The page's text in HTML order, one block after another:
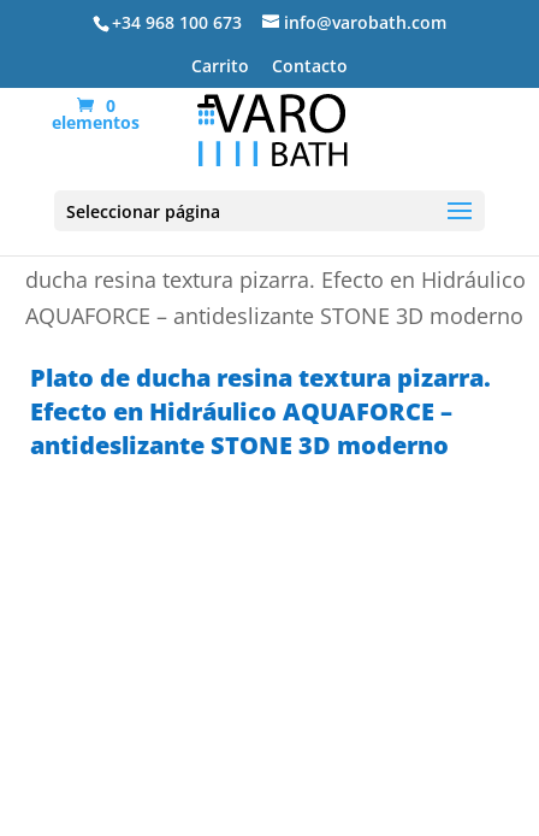
+34 968 100 673
info@varobath.com
Carrito
Contacto
0
elementos
Seleccionar página
ducha resina textura pizarra. Efecto en Hidráulico
AQUAFORCE – antideslizante STONE 3D moderno
Plato de ducha resina textura pizarra.
Efecto en Hidráulico AQUAFORCE –
antideslizante STONE 3D moderno